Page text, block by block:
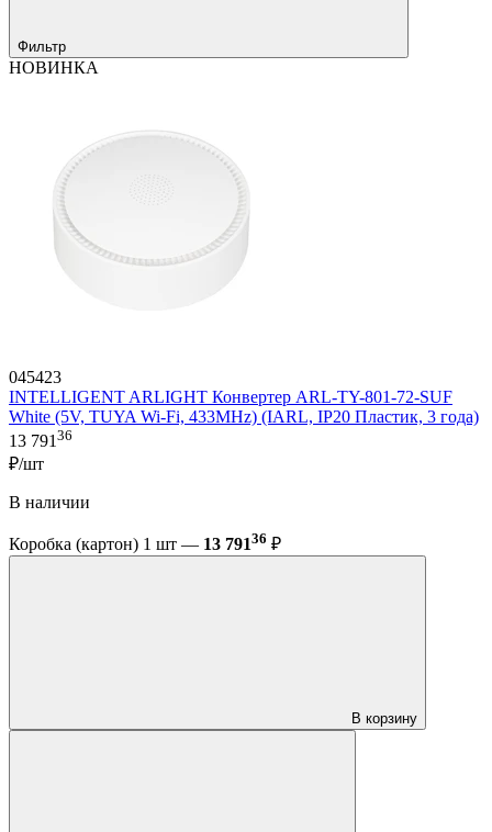
Фильтр
НОВИНКА
045423
INTELLIGENT ARLIGHT Конвертер ARL-TY-801-72-SUF
White (5V, TUYA Wi-Fi, 433MHz) (IARL, IP20 Пластик, 3 года)
13 791 36
₽/шт
В наличии
Коробка (картон) 1 шт — 13 79136 ₽
В корзину